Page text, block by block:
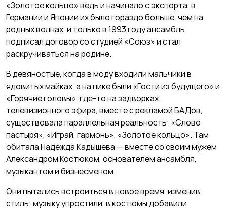
«Золотое кольцо» ведь и начинало с экспорта, в
Германии и Японии их было гораздо больше, чем на
родных волнах, и только в 1993 году ансамбль
подписал договор со студией «Союз» и стал
раскручиваться на родине.
В девяностые, когда в моду входили мальчики в
ядовитых майках, а на пике были «Гости из будущего» и
«Горячие головы», где-то на задворках
телевизионного эфира, вместе с рекламой БАДов,
существовала параллельная реальность: «Слово
пастыря», «Играй, гармонь», «Золотое кольцо». Там
обитала Надежда Кадышева — вместе со своим мужем
Александром Костюком, основателем ансамб­ля,
музыкантом и бизнесменом.
Они пытались встроиться в новое время, изменив
стиль: музыку упростили, в костюмы добавили